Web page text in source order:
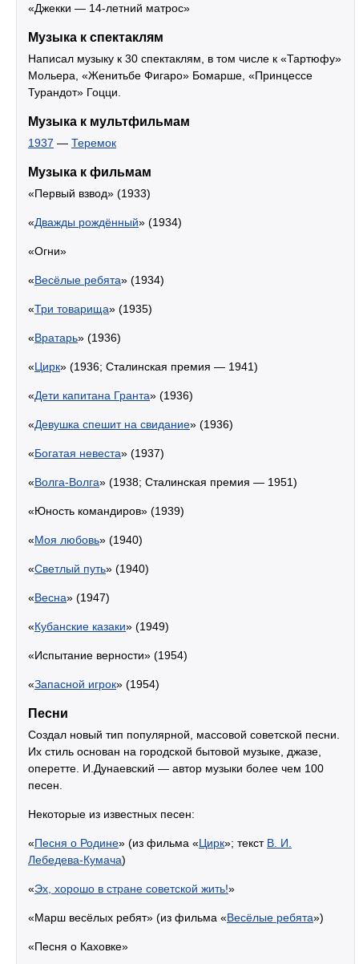
«Джекки — 14-летний матрос»
Музыка к спектаклям
Написал музыку к 30 спектаклям, в том числе к «Тартюфу»
Мольера, «Женитьбе Фигаро» Бомарше, «Принцессе
Турандот» Гоцци.
Музыка к мультфильмам
1937 — Теремок
Музыка к фильмам
«Первый взвод» (1933)
«Дважды рождённый» (1934)
«Огни»
«Весёлые ребята» (1934)
«Три товарища» (1935)
«Вратарь» (1936)
«Цирк» (1936; Сталинская премия — 1941)
«Дети капитана Гранта» (1936)
«Девушка спешит на свидание» (1936)
«Богатая невеста» (1937)
«Волга-Волга» (1938; Сталинская премия — 1951)
«Юность командиров» (1939)
«Моя любовь» (1940)
«Светлый путь» (1940)
«Весна» (1947)
«Кубанские казаки» (1949)
«Испытание верности» (1954)
«Запасной игрок» (1954)
Песни
Создал новый тип популярной, массовой советской песни.
Их стиль основан на городской бытовой музыке, джазе,
оперетте. И.Дунаевский — автор музыки более чем 100
песен.
Некоторые из известных песен:
«Песня о Родине» (из фильма «Цирк»; текст В. И.
Лебедева-Кумача)
«Эх, хорошо в стране советской жить!»
«Марш весёлых ребят» (из фильма «Весёлые ребята»)
«Песня о Каховке»